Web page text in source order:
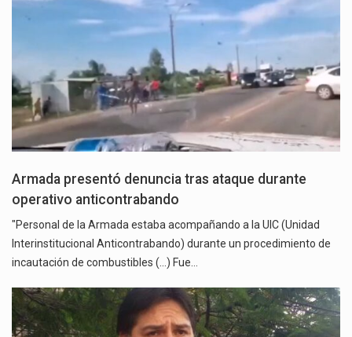
Armada presentó denuncia tras ataque durante
operativo anticontrabando
"Personal de la Armada estaba acompañando a la UIC (Unidad
Interinstitucional Anticontrabando) durante un procedimiento de
incautación de combustibles (...) Fue…